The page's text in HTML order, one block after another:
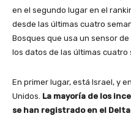
en el segundo lugar en el
desde las últimas cuatro
Bosques que usa un sensor
los datos de las últimas cuatro
En primer lugar, está Israel, y
Unidos. La mayoría de los
se han registrado en el